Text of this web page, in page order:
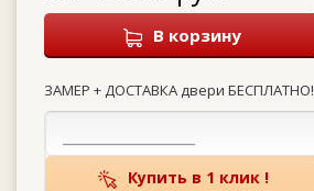
В корзину
ЗАМЕР + ДОСТАВКА двери БЕСПЛАТНО!
Купить в 1 клик !